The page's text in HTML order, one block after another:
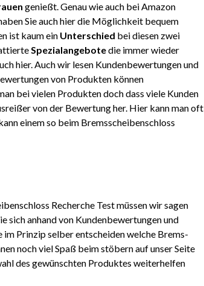
genießt. Genau wie auch bei Amazon
Sie auch hier die Möglichkeit bequem
ist kaum ein Unterschied bei diesen zwei
Spezialangebotedie immer wieder
hier. Auch wir lesen Kundenbewertungen und
von Produkten können
bei vielen Produkten doch dass viele Kunden
von der Bewertung her. Hier kann man oft
einem so beim Brems­schei­ben­sch­loss
Recherche Test müssen wir sagen
sich anhand von Kundenbewertungen und
im Prinzip selber entscheiden welche Brems­
noch viel Spaß beim stöbern auf unser Seite
des gewünschten Produktes weiterhelfen